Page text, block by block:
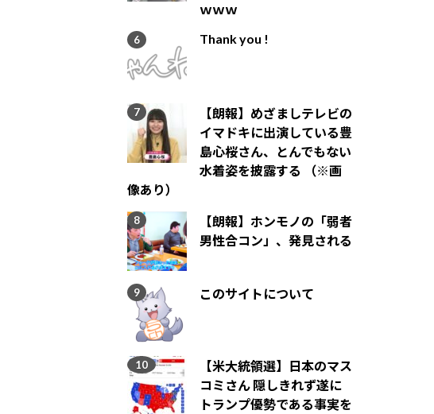
ｗｗｗ
Thank you !
【朗報】めざましテレビの
イマドキに出演している豊
島心桜さん、とんでもない
水着姿を披露する （※画
像あり）
【朗報】ホンモノの「弱者
男性合コン」、発見される
このサイトについて
【米大統領選】日本のマス
コミさん 隠しきれず遂に
トランプ優勢である事実を